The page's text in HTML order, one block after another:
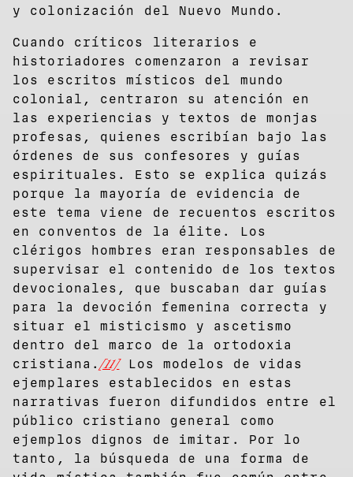
y colonización del Nuevo Mundo.
Cuando críticos literarios e
historiadores comenzaron a revisar
los escritos místicos del mundo
colonial, centraron su atención en
las experiencias y textos de monjas
profesas, quienes escribían bajo las
órdenes de sus confesores y guías
espirituales. Esto se explica quizás
porque la mayoría de evidencia de
este tema viene de recuentos escritos
en conventos de la élite. Los
clérigos hombres eran responsables de
supervisar el contenido de los textos
devocionales, que buscaban dar guías
para la devoción femenina correcta y
situar el misticismo y ascetismo
dentro del marco de la ortodoxia
cristiana.[11]Los modelos de vidas
ejemplares establecidos en estas
narrativas fueron difundidos entre el
público cristiano general como
ejemplos dignos de imitar. Por lo
tanto, la búsqueda de una forma de